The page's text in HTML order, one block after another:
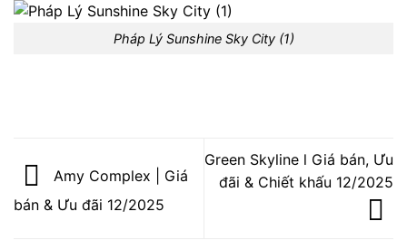
Pháp Lý Sunshine Sky City (1)
Amy Complex | Giá
bán & Ưu đãi 12/2025
Green Skyline l Giá bán, Ưu
đãi & Chiết khấu 12/2025